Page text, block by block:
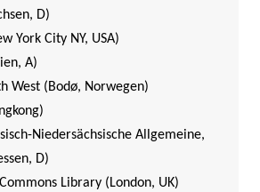
D)
York City NY, USA)
A)
West (Bodø, Norwegen)
Niedersächsische Allgemeine,
D)
Library (London, UK)